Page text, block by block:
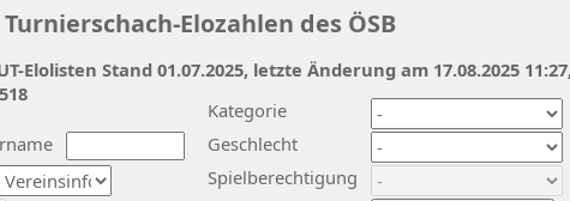
Elozahlen des ÖSB
Kategorie
Geschlecht
Spielberechtigung
Elolisten Stand 01.07.2025, letzte Änderung am 17.08.2025